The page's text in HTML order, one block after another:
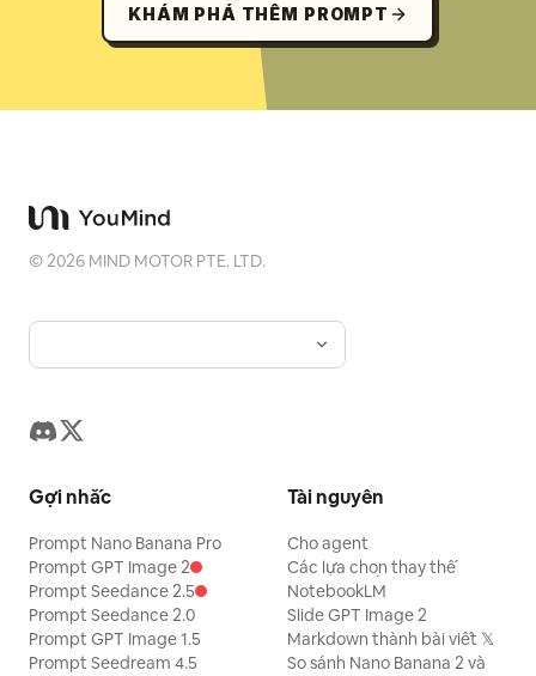
KHÁM PHÁ THÊM PROMPT
©2026 MIND MOTOR PTE. LTD.
Gợi nhắc
Prompt Nano Banana Pro
Prompt GPT Image 2
Prompt Seedance 2.5
Prompt Seedance 2.0
Prompt GPT Image 1.5
Prompt Seedream 4.5
Tài nguyên
Cho agent
Các lựa chọn thay thế
NotebookLM
Slide GPT Image 2
Markdown thành bài viết 𝕏
So sánh Nano Banana 2 và